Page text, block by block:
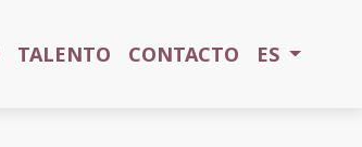
TALENTO CONTACTO ES